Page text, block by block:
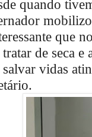
quando
que
de seca e
salvar vidas